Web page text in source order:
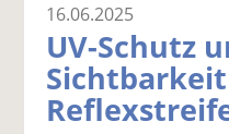
16.06.2025
UV-Schutz